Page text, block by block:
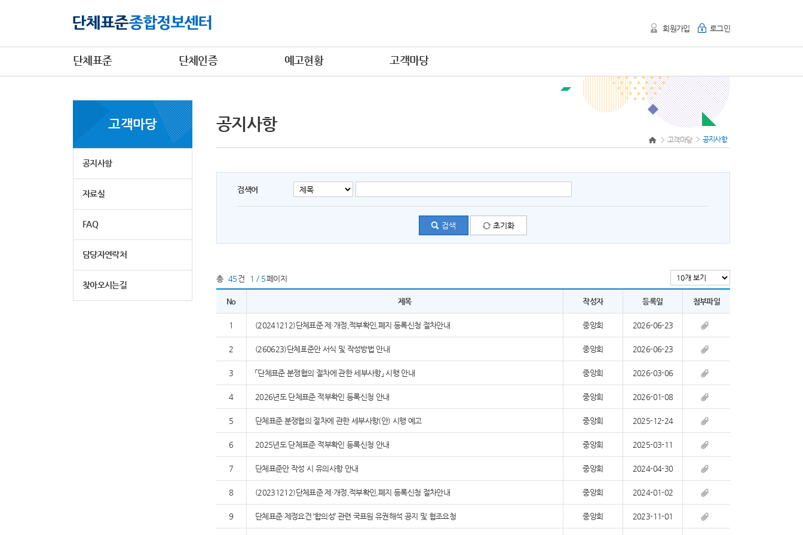
회원가입 로그인
단체표준 단체인증 예고현황 고객마당
고객마당
공지사항
자료실
FAQ
담당자연락처
찾아오시는길
공지사항
고객마당 공지사항
검색어
총 45 건 1 / 5페이지
No 제목 작성자 등록일 첨부파일
1 (20241212)단체표준 제·개정,적부확인,폐지 등록신청 절차안내 중앙회 2026-06-23
2 (260623)단체표준안 서식 및 작성방법 안내 중앙회 2026-06-23
3 「단체표준 분쟁협의 절차에 관한 세부사항」 시행 안내 중앙회 2026-03-06
4 2026년도 단체표준 적부확인 등록신청 안내 중앙회 2026-01-08
5 단체표준 분쟁협의 절차에 관한 세부사항(안) 시행 예고 중앙회 2025-12-24
6 2025년도 단체표준 적부확인 등록신청 안내 중앙회 2025-03-11
7 단체표준안 작성 시 유의사항 안내 중앙회 2024-04-30
8 (20231212)단체표준 제·개정,적부확인,폐지 등록신청 절차안내 중앙회 2024-01-02
9 단체표준 제정요건 ‘합의성’ 관련 국표원 유권해석 공지 및 협조요청 중앙회 2023-11-01